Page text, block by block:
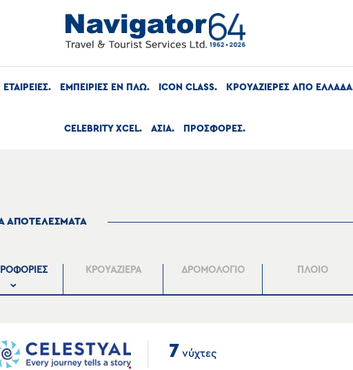
ΕΤΑΙΡΕΙΕΣ ΕΜΠΕΙΡΙΕΣ ΕΝ ΠΛΩ ICON CLASS ΚΡΟΥΑΖΙΕΡΕΣ ΑΠΟ ΕΛΛΑΔΑ
CELEBRITY XCEL ΑΣΙΑ ΠΡΟΣΦΟΡΕΣ
ΑΠΟΤΕΛΕΣΜΑΤΑ
ΚΡΟΥΑΖΙΕΡΑ ΔΡΟΜΟΛΟΓΙΟ ΠΛΟΙΟ
7 νύχτες